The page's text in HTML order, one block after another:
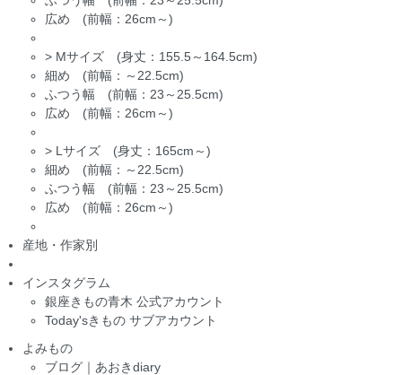
広め (前幅：26cm～)
> Mサイズ (身丈：155.5～164.5cm)
細め (前幅：～22.5cm)
ふつう幅 (前幅：23～25.5cm)
広め (前幅：26cm～)
> Lサイズ (身丈：165cm～)
細め (前幅：～22.5cm)
ふつう幅 (前幅：23～25.5cm)
広め (前幅：26cm～)
産地・作家別
インスタグラム
銀座きもの青木 公式アカウント
Today'sきもの サブアカウント
よみもの
ブログ｜あおきdiary